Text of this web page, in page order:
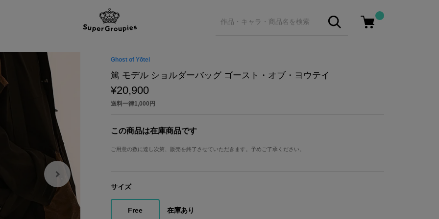
Ghost of Yōtei
篤 モデル ショルダーバッグ ゴースト・オブ・ヨウテイ
¥20,900
送料一律1,000円
この商品は在庫商品です
ご用意の数に達し次第、販売を終了させていただきます。予めご了承ください。
サイズ
Free 在庫あり